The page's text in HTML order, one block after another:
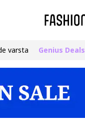
varsta Genius Deals